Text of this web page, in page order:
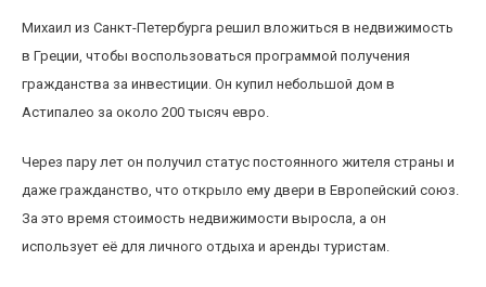
Михаил из Санкт-Петербурга решил вложиться в недвижимость
в Греции, чтобы воспользоваться программой получения
гражданства за инвестиции. Он купил небольшой дом в
Астипалео за около 200 тысяч евро.
Через пару лет он получил статус постоянного жителя страны и
даже гражданство, что открыло ему двери в Европейский союз.
За это время стоимость недвижимости выросла, а он
использует её для личного отдыха и аренды туристам.